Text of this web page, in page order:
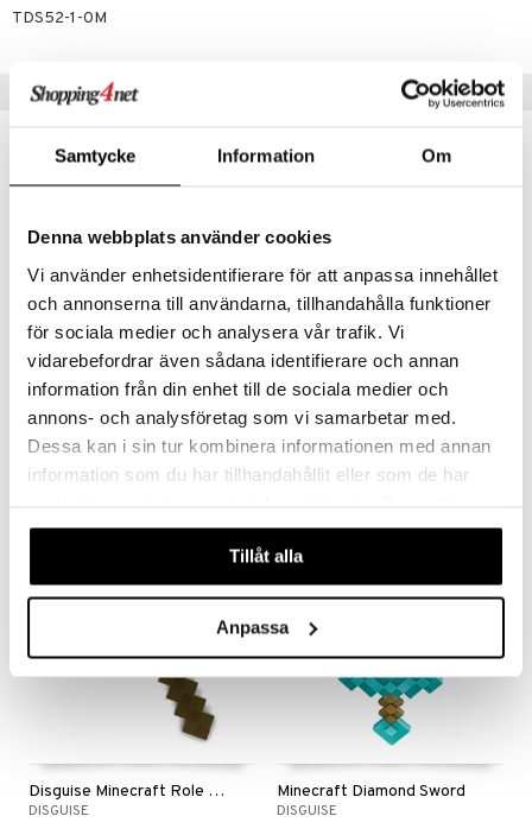
Samtycke Information Om
Denna webbplats använder cookies
Vi använder enhetsidentifierare för att anpassa innehållet
och annonserna till användarna, tillhandahålla funktioner
för sociala medier och analysera vår trafik. Vi
vidarebefordrar även sådana identifierare och annan
information från din enhet till de sociala medier och
annons- och analysföretag som vi samarbetar med.
Dessa kan i sin tur kombinera informationen med annan
information som du har tillhandahållit eller som de har
våra cookies vid fortsatt användande av vår webbplats.
Tillåt alla
Anpassa
TDS52-1-0M
Saatavana useana vaihtoehtona
Disguise Minecraft Costume Steve
DISGUISE
25,90
Saatavana useana vaihtoehtona
DISGUISE
25,90
Disguise Minecraft Role Play Axe Diamond
DISGUISE
Minecraft Diamond Sword
DISGUISE